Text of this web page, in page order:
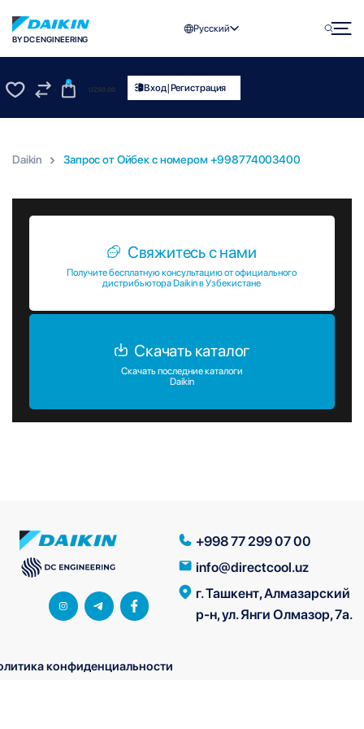
BY DC ENGINEERING
Русский
0
UZS0.00 Вход|Регистрация
Daikin Запрос от Ойбек c номером +998774003400
Свяжитесь с нами
Получите бесплатную консультацию от официального
дистрибьютора Daikin в Узбекистане
Скачать каталог
Скачать последние каталоги
Daikin
+998 77 299 07 00
info@directcool.uz
г. Ташкент, Алмазарский
р-н, ул. Янги Олмазор, 7а.
конфиденциальности